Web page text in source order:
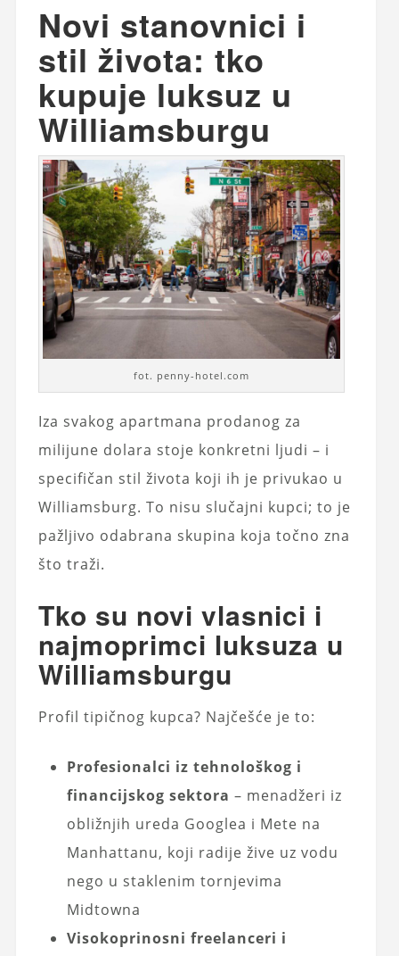
Novi stanovnici i
stil života: tko
kupuje luksuz u
Williamsburgu
fot. penny-hotel.com
Iza svakog apartmana prodanog za
milijune dolara stoje konkretni ljudi – i
specifičan stil života koji ih je privukao u
Williamsburg. To nisu slučajni kupci; to je
pažljivo odabrana skupina koja točno zna
što traži.
Tko su novi vlasnici i
najmoprimci luksuza u
Williamsburgu
Profil tipičnog kupca? Najčešće je to:
Profesionalci iz tehnološkog i
financijskog sektora – menadžeri iz
obližnjih ureda Googlea i Mete na
Manhattanu, koji radije žive uz vodu
nego u staklenim tornjevima
Midtowna
Visokoprinosni freelanceri i